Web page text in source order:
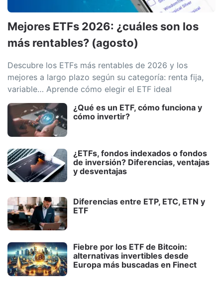
Mejores ETFs 2026: ¿cuáles son los
más rentables? (agosto)
Descubre los ETFs más rentables de 2026 y los
mejores a largo plazo según su categoría: renta fija,
variable… Aprende cómo elegir el ETF ideal
¿Qué es un ETF, cómo funciona y
cómo invertir?
¿ETFs, fondos indexados o fondos
de inversión? Diferencias, ventajas
y desventajas
Diferencias entre ETP, ETC, ETN y
ETF
Fiebre por los ETF de Bitcoin:
alternativas invertibles desde
Europa más buscadas en Finect